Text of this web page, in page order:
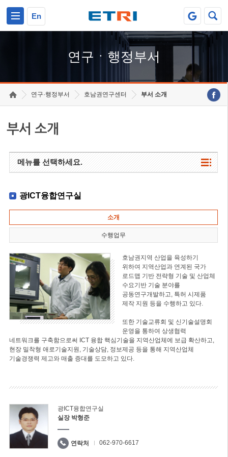
En
연구ㆍ행정부서
연구·행정부서 호남권연구센터 부서 소개
부서 소개
메뉴를 선택하세요.
광ICT융합연구실
소개
수행업무
호남권지역 산업을 육성하기
위하여 지역산업과 연계된 국가
로드맵 기반 전략형 기술 및 산업체
수요기반 기술 분야를
공동연구개발하고, 특허 시제품
제작 지원 등을 수행하고 있다.
또한 기술교류회 및 신기술설명회
운영을 통하여 상생협력
네트워크를 구축함으로써 ICT 융합 핵심기술을 지역산업체에 보급 확산하고,
현장 밀착형 애로기술지원, 기술상담, 정보제공 등을 통해 지역산업체
기술경쟁력 제고와 매출 증대를 도모하고 있다.
광ICT융합연구실
실장 박형준
연락처 062-970-6617